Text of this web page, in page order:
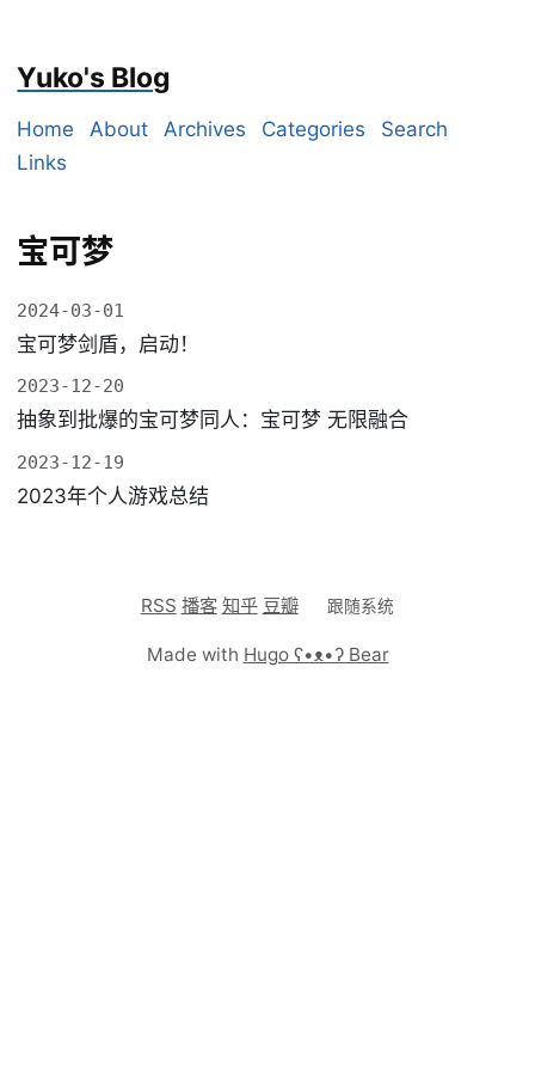
Yuko's Blog
Home About Archives Categories
Search
Links
宝可梦
2024-03-01
宝可梦剑盾，启动！
2023-12-20
抽象到批爆的宝可梦同人：宝可梦 无限融合
2023-12-19
2023年个人游戏总结
RSS 播客 知乎 豆瓣 跟随系统
Made with Hugo ʕ•ᴥ•ʔ Bear